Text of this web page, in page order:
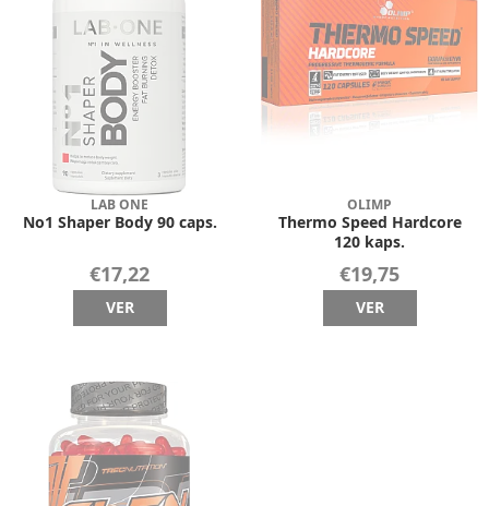
LAB ONE
No1 Shaper Body 90 caps.
€17,22
VER
OLIMP
Thermo Speed Hardcore
120 kaps.
€19,75
VER